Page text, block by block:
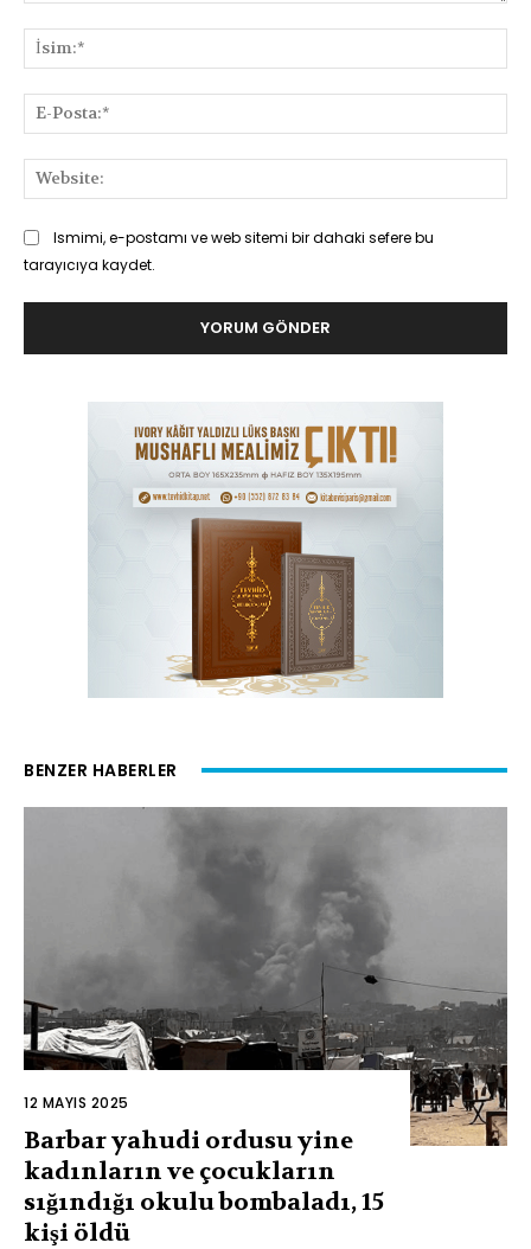
Ismimi, e-postamı ve web sitemi bir dahaki sefere bu
tarayıcıya kaydet.
BENZER HABERLER
12 MAYIS 2025
Barbar yahudi ordusu yine
kadınların ve çocukların
sığındığı okulu bombaladı, 15
kişi öldü